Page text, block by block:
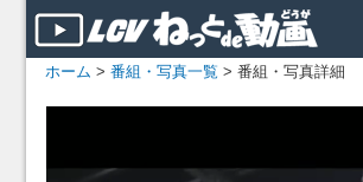
ホーム > 番組・写真一覧 > 番組・写真詳細